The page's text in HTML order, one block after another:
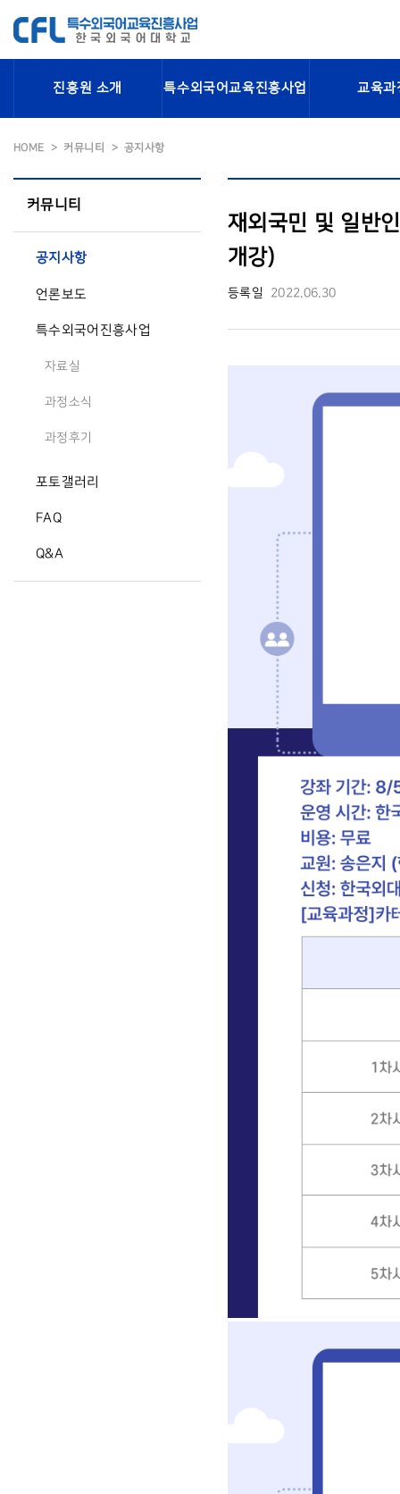
진흥원 소개 특수외국어교육진흥사업 교육과
HOME 커뮤니티 공지사항
커뮤니티
공지사항
언론보도
특수외국어진흥사업
자료실
과정소식
과정후기
포토갤러리
FAQ
Q&A
재외국민 및 일반
개강)
등록일 2022.06.30